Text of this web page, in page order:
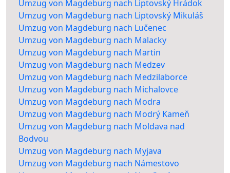
Umzug von Magdeburg nach Liptovský Hrádok
Umzug von Magdeburg nach Liptovský Mikuláš
Umzug von Magdeburg nach Lučenec
Umzug von Magdeburg nach Malacky
Umzug von Magdeburg nach Martin
Umzug von Magdeburg nach Medzev
Umzug von Magdeburg nach Medzilaborce
Umzug von Magdeburg nach Michalovce
Umzug von Magdeburg nach Modra
Umzug von Magdeburg nach Modrý Kameň
Umzug von Magdeburg nach Moldava nad
Bodvou
Umzug von Magdeburg nach Myjava
Umzug von Magdeburg nach Námestovo